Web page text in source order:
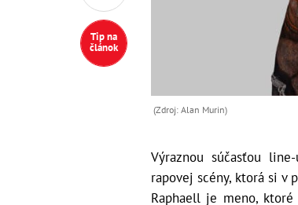
Tip na
článok
(Zdroj: Alan Murin)
Výraznou súčasťou
rapovej scény, ktorá si v
Raphaell je meno,